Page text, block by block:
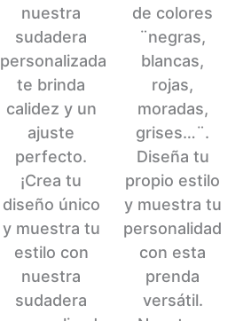
producto
nuestra
sudadera
personalizada
te brinda
calidez y un
ajuste
perfecto.
¡Crea tu
diseño único
y muestra tu
estilo con
nuestra
sudadera
en
página
producto
de colores
¨negras,
blancas,
rojas,
moradas,
grises…¨.
Diseña tu
propio estilo
y muestra tu
personalidad
con esta
prenda
versátil.